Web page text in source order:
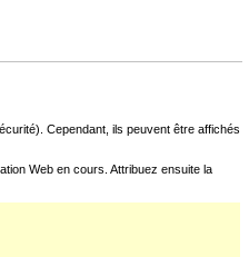
Cependant, ils peuvent être affichés
Web en cours. Attribuez ensuite la